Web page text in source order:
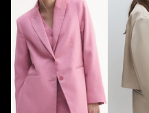
Seberozvoj
ZDRAVÍ
Všechny kategorie
Životní styl
ZÁBAVA
Všechny kategorie
Testy a kvízy
BYDLENÍ
Všechny kategorie